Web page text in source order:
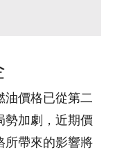
油價格已從第二
勢加劇，近期價
所帶來的影響將